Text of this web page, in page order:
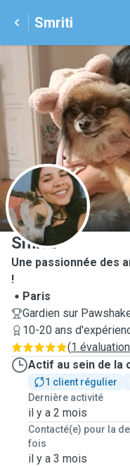
Smriti
S
Smriti
Une passionnée des
!
Paris
Gardien sur
10-20 ans
(1 évaluation
Actif au sein de la
1 client régulier
Dernière activité
il y a 2 mois
Contacté(e) pour la
fois
il y a 3 mois